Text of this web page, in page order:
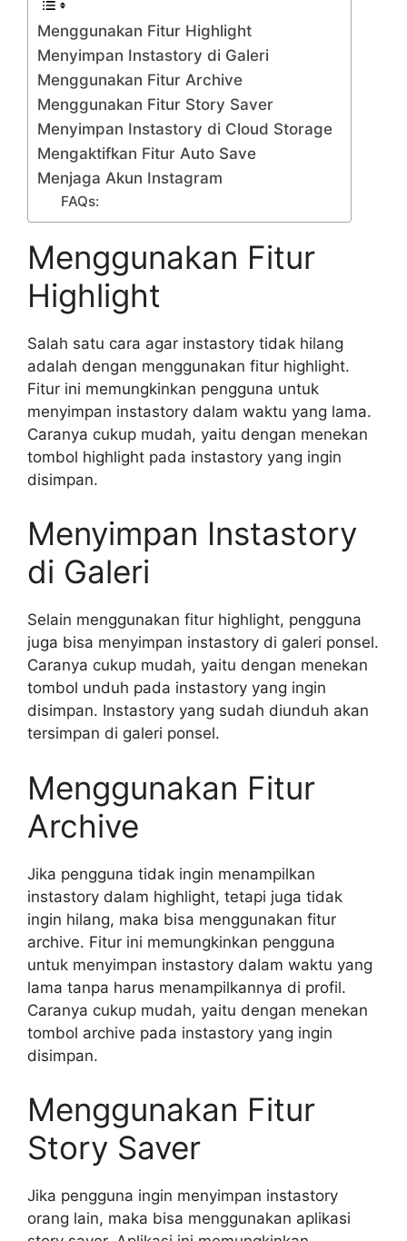
Menggunakan Fitur Highlight
Menyimpan Instastory di Galeri
Menggunakan Fitur Archive
Menggunakan Fitur Story Saver
Menyimpan Instastory di Cloud Storage
Mengaktifkan Fitur Auto Save
Menjaga Akun Instagram
FAQs:
Menggunakan Fitur
Highlight
Salah satu cara agar instastory tidak hilang
adalah dengan menggunakan fitur highlight.
Fitur ini memungkinkan pengguna untuk
menyimpan instastory dalam waktu yang lama.
Caranya cukup mudah, yaitu dengan menekan
tombol highlight pada instastory yang ingin
disimpan.
Menyimpan Instastory
di Galeri
Selain menggunakan fitur highlight, pengguna
juga bisa menyimpan instastory di galeri ponsel.
Caranya cukup mudah, yaitu dengan menekan
tombol unduh pada instastory yang ingin
disimpan. Instastory yang sudah diunduh akan
tersimpan di galeri ponsel.
Menggunakan Fitur
Archive
Jika pengguna tidak ingin menampilkan
instastory dalam highlight, tetapi juga tidak
ingin hilang, maka bisa menggunakan fitur
archive. Fitur ini memungkinkan pengguna
untuk menyimpan instastory dalam waktu yang
lama tanpa harus menampilkannya di profil.
Caranya cukup mudah, yaitu dengan menekan
tombol archive pada instastory yang ingin
disimpan.
Menggunakan Fitur
Story Saver
Jika pengguna ingin menyimpan instastory
orang lain, maka bisa menggunakan aplikasi